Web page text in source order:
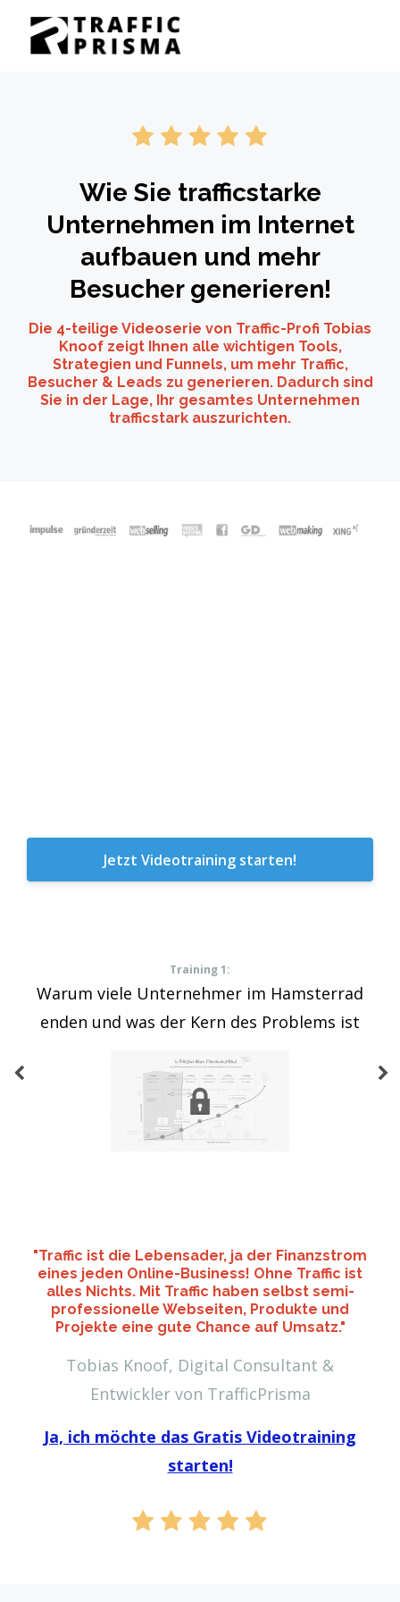
Wie Sie trafficstarke
Unternehmen im Internet
aufbauen und mehr
Besucher generieren!
Die 4-teilige Videoserie von Traffic-Profi Tobias
Knoof zeigt Ihnen alle wichtigen Tools,
Strategien und Funnels, um mehr Traffic,
Besucher & Leads zu generieren. Dadurch sind
Sie in der Lage, Ihr gesamtes Unternehmen
trafficstark auszurichten.
Jetzt Videotraining starten!
Training 1:
Warum viele Unternehmer im Hamsterrad
enden und was der Kern des Problems ist
"Traffic ist die Lebensader, ja der Finanzstrom
eines jeden Online-Business! Ohne Traffic ist
alles Nichts. Mit Traffic haben selbst semi-
professionelle Webseiten, Produkte und
Projekte eine gute Chance auf Umsatz."
Tobias Knoof, Digital Consultant &
Entwickler von TrafficPrisma
Ja, ich möchte das Gratis Videotraining
starten!